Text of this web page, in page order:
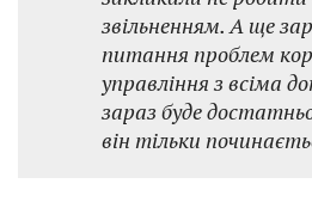
звільненням. А ще
питання проблем
управління з всіма
зараз буде
він тільки